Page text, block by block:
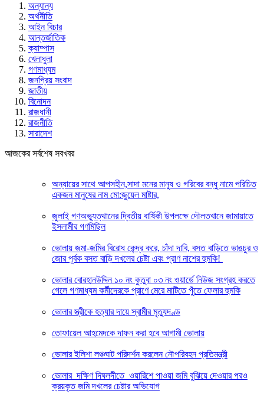
অন্যান্য
অর্থনীতি
আইন বিচার
আন্তর্জাতিক
ক্যাম্পাস
খেলাধুলা
গণমাধ্যম
জনপ্রিয় সংবাদ
জাতীয়
বিনোদন
রাজধানী
রাজনীতি
সারাদেশ
আজকের সর্বশেষ সবখবর
অন্যায়ের সাথে আপসহীন,সাদা মনের মানুষ ও গরিবের বন্ধু নামে পরিচিত
একজন মানুষের নাম মো:জুয়েল মাষ্টার,
জুলাই গণঅভ্যুত্থানের দ্বিতীয় বার্ষিকী উপলক্ষে দৌলতখানে জামায়াতে
ইসলামীর গণমিছিল
ভোলায় জমা-জমির বিরোধ কেন্দ্র করে, চাঁদা দাবি, বসত বাড়িতে ভাঙচুর ও
জোর পূর্বক বসত বাড়ি দখলের চেষ্টা এবং প্রাণ নাশের হুমকি! ‎
ভোলার বোরহানউদ্দিন ১০ নং কুতুবা ০৩ নং ওয়ার্ডে নিউজ সংগ্রহ করতে
গেলে গণমাধ্যম কর্মীদেরকে প্রাণে মেরে মাটিতে পুঁতে ফেলার হুমকি
ভোলার স্ত্রীকে হত্যার দায়ে স্বামীর মৃত্যুদণ্ড
তোফায়েল আহমেদকে দাফন করা হবে আগামী ভোলায়
ভোলার ইলিশা লঞ্চঘাট পরিদর্শন করলেন নৌপরিবহন প্রতিমন্ত্রী
ভোলার দক্ষিণ দিঘলদীতে ওয়ারিশে পাওয়া জমি বুঝিয়ে দেওয়ার পরও
ক্রয়কৃত জমি দখলের চেষ্টার অভিযোগ